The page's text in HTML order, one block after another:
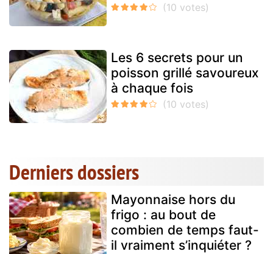
Les 6 secrets pour un
poisson grillé savoureux
à chaque fois
Derniers dossiers
Mayonnaise hors du
frigo : au bout de
combien de temps faut-
il vraiment s’inquiéter ?